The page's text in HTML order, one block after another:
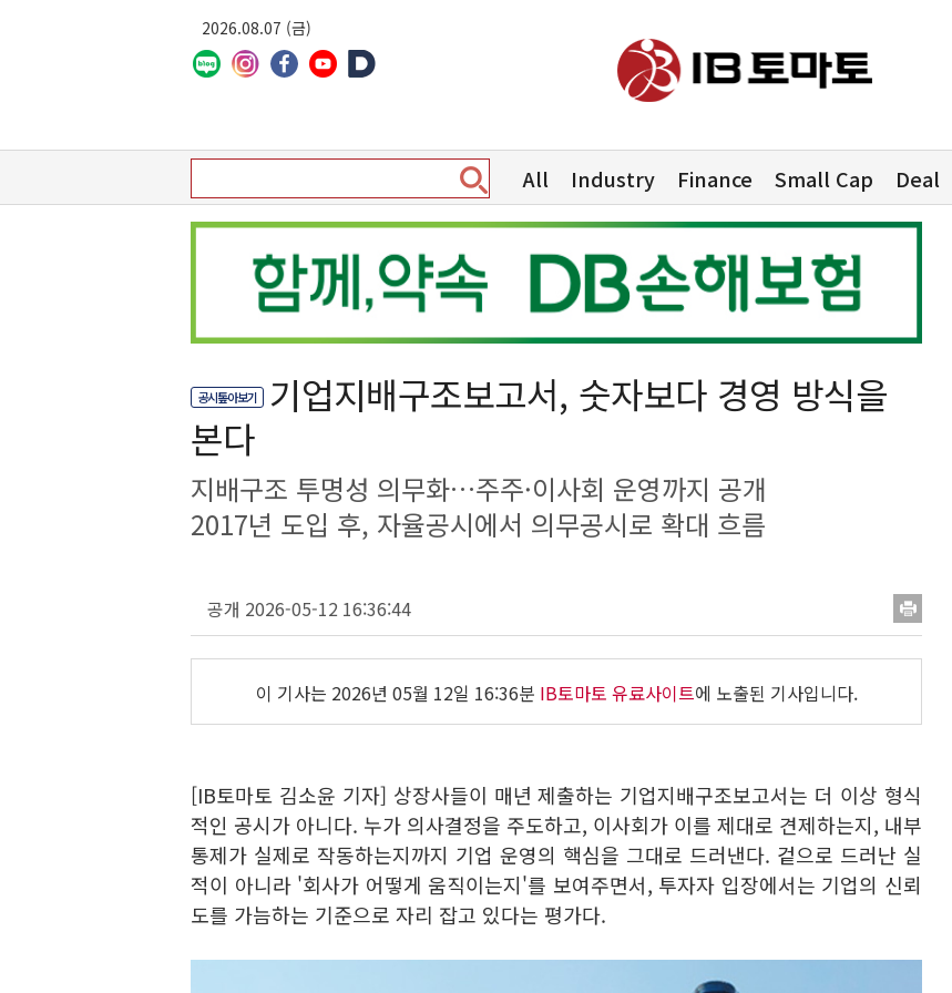
2026.08.07 (금)
All Industry Finance Small Cap Deal
공시톺아보기
기업지배구조보고서, 숫자보다 경영 방식을
본다
지배구조 투명성 의무화…주주·이사회 운영까지 공개
2017년 도입 후, 자율공시에서 의무공시로 확대 흐름
공개 2026-05-12 16:36:44
이 기사는 2026년 05월 12일 16:36분 IB토마토 유료사이트에 노출된 기사입니다.
[IB토마토 김소윤 기자] 상장사들이 매년 제출하는 기업지배구조보고서는 더 이상 형식
적인 공시가 아니다. 누가 의사결정을 주도하고, 이사회가 이를 제대로 견제하는지, 내부
통제가 실제로 작동하는지까지 기업 운영의 핵심을 그대로 드러낸다. 겉으로 드러난 실
적이 아니라 '회사가 어떻게 움직이는지'를 보여주면서, 투자자 입장에서는 기업의 신뢰
도를 가늠하는 기준으로 자리 잡고 있다는 평가다.